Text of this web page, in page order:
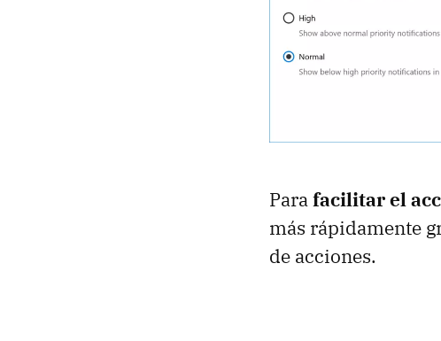
Parafacilitar el
más rápidamente
de acciones.